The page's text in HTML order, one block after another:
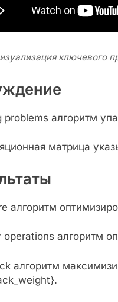
ключевого
problems алгоритм
матрица
алгоритм
operations алгоритм
алгоритм